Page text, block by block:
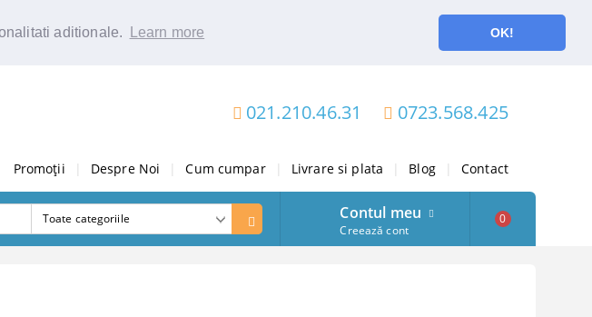
aditionale. Learn more OK!
021.210.46.31 0723.568.425
Promoții Despre Noi Cum cumpar Livrare si plata Blog Contact
Contul meu
Creează cont
0